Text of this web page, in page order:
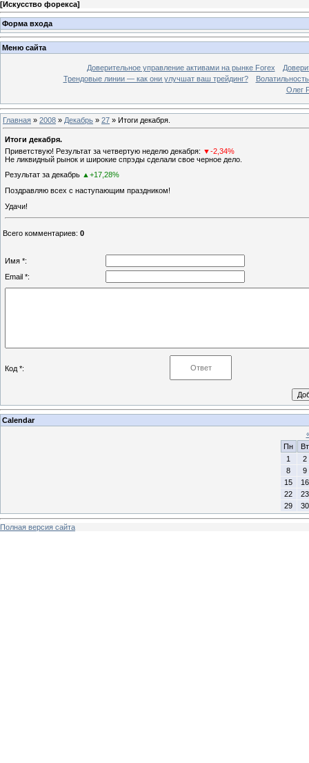
[Искусство форекса]
Форма входа
Меню сайта
Доверительное управление активами на рынке Forex
Трендовые линии — как они улучшат ваш трейдинг?
Олег
Главная » 2008 » Декабрь » 27 » Итоги декабря.
Итоги декабря.
Приветствую! Результат за четвертую неделю декабря: ▼-2,34%
Не ликвидный рынок и широкие спрэды сделали свое черное дело.
Результат за декабрь ▲+17,28%
Поздравляю всех с наступающим праздником!
Удачи!
Всего комментариев: 0
Имя *:
Email *:
Код *:
Calendar
Пн
Вт
1
2
8
9
15
16
22
23
29
30
Полная версия сайта